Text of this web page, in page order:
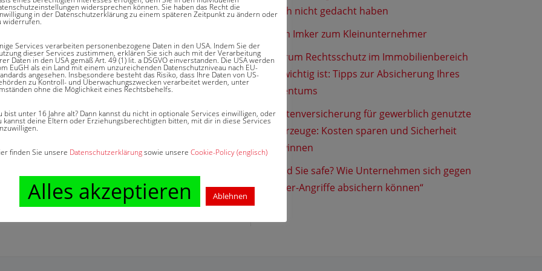
erbracht werden. Die Hotelkosten
unbewohnbaren Wohnung extern in
bezahlt, bis die versicherte Wohnung wieder
noch nicht gedacht haben
Vom Imker zum Kleinunternehmer
Warum Rechtsschutz im Immobilienbereich
so wichtig ist: Tipps zur Absicherung Ihres
Eigentums
Flottenversicherung für gewerblich genutzte
Fahrzeuge: Kosten sparen und Sicherheit
gewinnen
„Sind Sie safe? Wie Unternehmen sich gegen
Cyber-Angriffe absichern können“
widersprechen können. Sie haben das Recht die
in der Datenschutzerklärung zu einem späteren Zeitpunkt zu ändern oder
widerrufen.
Services verarbeiten personenbezogene Daten in den USA. Indem Sie der
dieser Services zustimmen, erklären Sie sich auch mit der Verarbeitung
Daten in den USA gemäß Art. 49 (1) lit. a DSGVO einverstanden. Die USA werden
EuGH als ein Land mit einem unzureichenden Datenschutzniveau nach EU-
angesehen. Insbesondere besteht das Risiko, dass Ihre Daten von US-
zu Kontroll- und Überwachungszwecken verarbeitet werden, unter
ohne die Möglichkeit eines Rechtsbehelfs.
bist unter 16 Jahre alt? Dann kannst du nicht in optionale Services einwilligen, oder
kannst deine Eltern oder Erziehungsberechtigten bitten, mit dir in diese Services
finden Sie unsere Datenschutzerklärungsowie unsere Cookie-Policy (englisch)
Alles akzeptieren Ablehnen